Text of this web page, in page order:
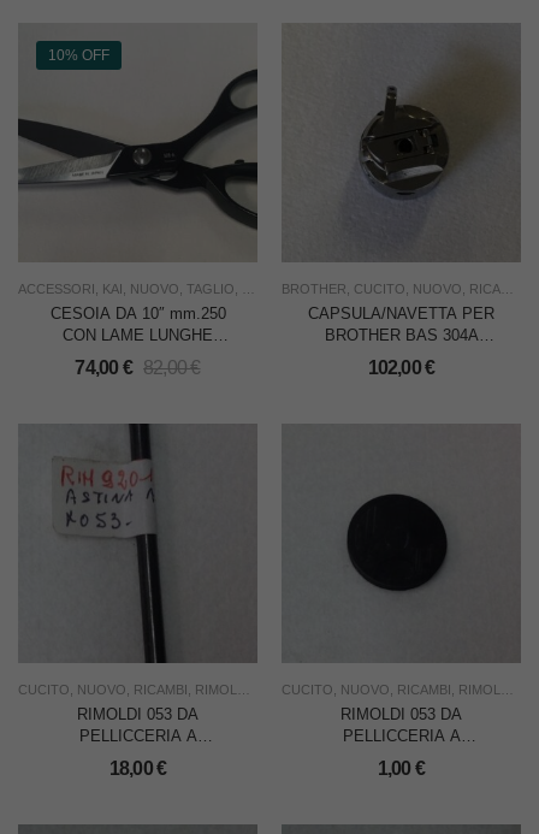
10% OFF
ACCESSORI KAI NUOVO TAGLIO USO FAMIGLIA,USO INDUSTRIA
CESOIA DA 10″ mm.250
CON LAME LUNGHE
mm.100
74,00 € 82,00€
BROTHER CUCITO NUOVO RICAMBI
CAPSULA/NAVETTA PER
BROTHER BAS 304A
(PORTA SPOLA)
102,00€
CUCITO NUOVO RICAMBI RIMOLDI & CF , USO INDUSTRIA
RIMOLDI 053 DA
PELLICCERIA A
PIATTELLI – ASTINA
APRI DISCHI
18,00€
CUCITO NUOVO RICAMBI RIMOLDI & CF
RIMOLDI 053 DA
PELLICCERIA A
PIATTELLI – RONDELLA
GOMMA SOTTO
1,00 €